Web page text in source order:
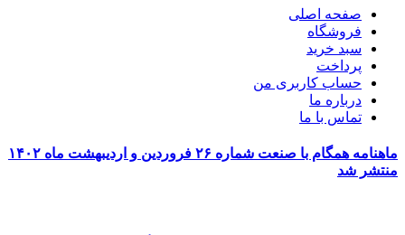
صفحه اصلی
فروشگاه
سبد خرید
پرداخت
حساب کاربری من
درباره ما
تماس با ما
ماهنامه همگام با صنعت شماره ۲۶ فروردین و اردیبهشت ماه ۱۴۰۲
منتشر شد